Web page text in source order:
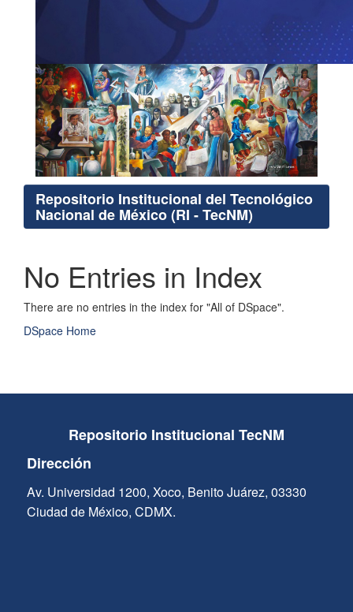
Repositorio Institucional del Tecnológico
Nacional de México (RI - TecNM)
No Entries in Index
There are no entries in the index for "All of DSpace".
DSpace Home
Repositorio Institucional TecNM
Dirección
Av. Universidad 1200, Xoco, Benito Juárez, 03330
Ciudad de México, CDMX.